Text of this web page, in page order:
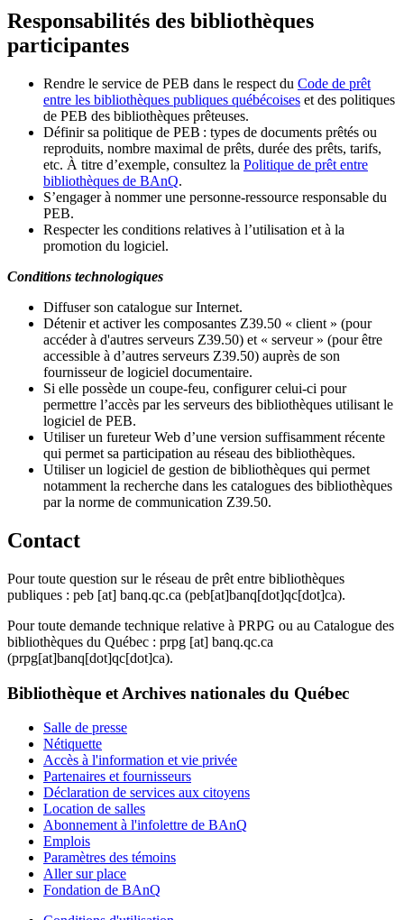
Responsabilités des bibliothèques
participantes
Rendre le service de PEB dans le respect du Code de prêt
entre les bibliothèques publiques québécoises et des politiques
de PEB des bibliothèques prêteuses.
Définir sa politique de PEB : types de documents prêtés ou
reproduits, nombre maximal de prêts, durée des prêts, tarifs,
etc. À titre d’exemple, consultez la Politique de prêt entre
bibliothèques de BAnQ.
S’engager à nommer une personne-ressource responsable du
PEB.
Respecter les conditions relatives à l’utilisation et à la
promotion du logiciel.
Conditions technologiques
Diffuser son catalogue sur Internet.
Détenir et activer les composantes Z39.50 « client » (pour
accéder à d'autres serveurs Z39.50) et « serveur » (pour être
accessible à d’autres serveurs Z39.50) auprès de son
fournisseur de logiciel documentaire.
Si elle possède un coupe-feu, configurer celui-ci pour
permettre l’accès par les serveurs des bibliothèques utilisant le
logiciel de PEB.
Utiliser un fureteur Web d’une version suffisamment récente
qui permet sa participation au réseau des bibliothèques.
Utiliser un logiciel de gestion de bibliothèques qui permet
notamment la recherche dans les catalogues des bibliothèques
par la norme de communication Z39.50.
Contact
Pour toute question sur le réseau de prêt entre bibliothèques
publiques : peb [at] banq.qc.ca (peb[at]banq[dot]qc[dot]ca).
Pour toute demande technique relative à PRPG ou au Catalogue des
bibliothèques du Québec : prpg [at] banq.qc.ca
(prpg[at]banq[dot]qc[dot]ca).
Bibliothèque et Archives nationales du Québec
Salle de presse
Nétiquette
Accès à l'information et vie privée
Partenaires et fournisseurs
Déclaration de services aux citoyens
Location de salles
Abonnement à l'infolettre de BAnQ
Emplois
Paramètres des témoins
Aller sur place
Fondation de BAnQ